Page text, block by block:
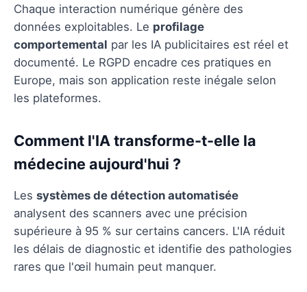
Chaque interaction numérique génère des
données exploitables. Le profilage
comportemental par les IA publicitaires est réel et
documenté. Le RGPD encadre ces pratiques en
Europe, mais son application reste inégale selon
les plateformes.
Comment l'IA transforme-t-elle la
médecine aujourd'hui ?
Les systèmes de détection automatisée
analysent des scanners avec une précision
supérieure à 95 % sur certains cancers. L'IA réduit
les délais de diagnostic et identifie des pathologies
rares que l'œil humain peut manquer.